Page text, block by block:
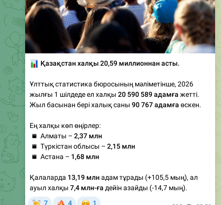
Қазақстан халқы 20,59 миллионнан асты.
Ұлттық статистика бюросының мәліметінше, 2026
Жыл басынан бері халық саны90 767 адамғаөскен.
Ең халқы көп өңірлер:
Түркістан облысы –
Астана –1,68 млн
Қалаларда13,19 млн
7 4
🤗
1 915
Tengri.kz